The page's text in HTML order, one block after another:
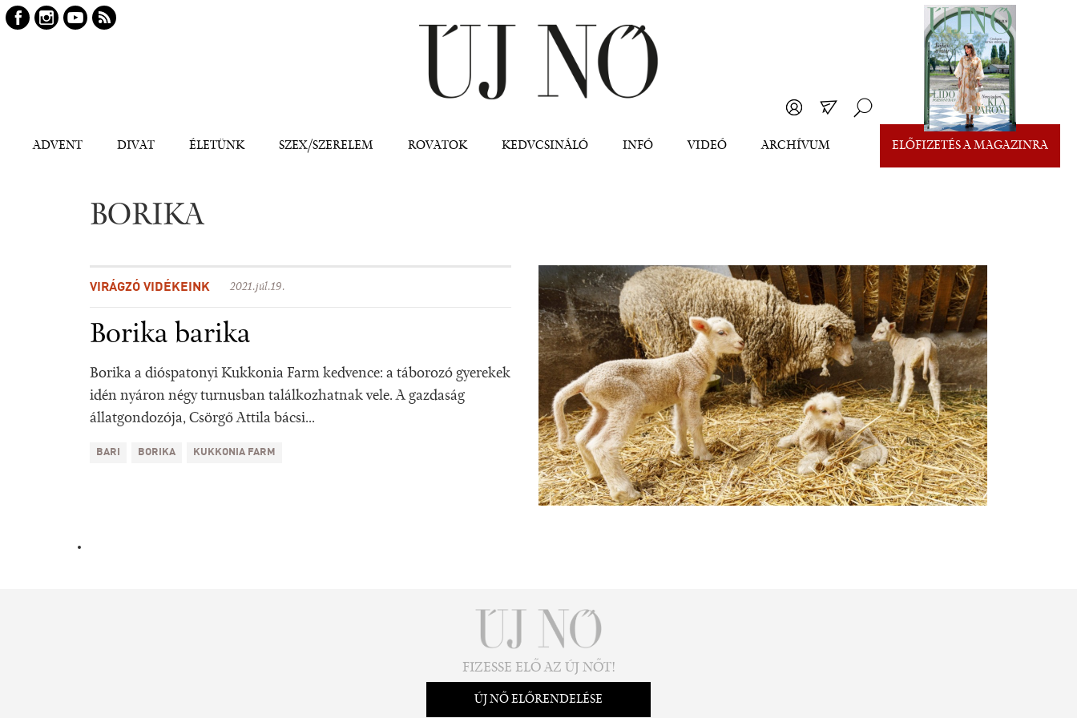
ADVENT DIVAT ÉLETÜNK SZEX/SZERELEM ROVATOK KEDVCSINÁLÓ INFÓ VIDEÓ ARCHÍVUM ELŐFIZETÉS A MAGAZINRA
BORIKA
VIRÁGZÓ VIDÉKEINK 2021.júl.19.
Borika barika
Borika a dióspatonyi Kukkonia Farm kedvence: a táborozó gyerekek
idén nyáron négy turnusban találkozhatnak vele. A gazdaság
állatgondozója, Csörgő Attila bácsi...
BARI BORIKA KUKKONIA FARM
FIZESSE ELŐ AZ ÚJ NŐT!
ÚJ NŐ ELŐRENDELÉSE